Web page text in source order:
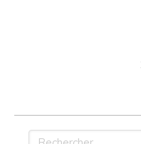
Rechercher